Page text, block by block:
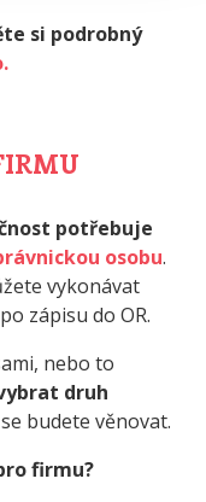
si podrobný
potřebuje
osobu.
vykonávat
zápisu do OR.
nebo to
druh
budete věnovat.
firmu?